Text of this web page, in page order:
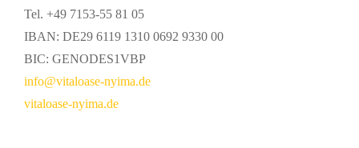
Tel. +49 7153-55 81 05
IBAN: DE29 6119 1310 0692 9330 00
BIC: GENODES1VBP
info@vitaloase-nyima.de
vitaloase-nyima.de